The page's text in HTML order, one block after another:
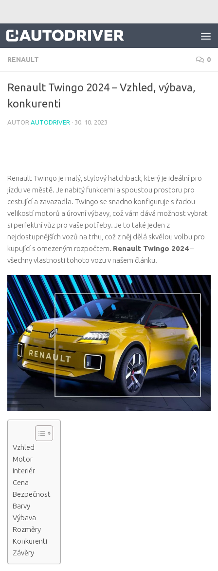
RENAULT 0
Renault Twingo 2024 – Vzhled, výbava,
konkurenti
AUTOR AUTODRIVER · 30. 10. 2023
Renault Twingo je malý, stylový hatchback, který je ideální pro
jízdu ve městě. Je nabitý funkcemi a spoustou prostoru pro
cestující a zavazadla. Twingo se snadno konfiguruje s řadou
velikostí motorů a úrovní výbavy, což vám dává možnost vybrat
si perfektní vůz pro vaše potřeby. Je to také jeden z
nejdostupnějších vozů na trhu, což z něj dělá skvělou volbu pro
kupující s omezeným rozpočtem. Renault Twingo 2024–
všechny vlastnosti tohoto vozu v našem článku.
Vzhled
Motor
Interiér
Cena
Bezpečnost
Barvy
Výbava
Rozměry
Konkurenti
Závěry